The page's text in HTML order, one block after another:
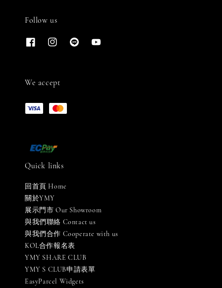
Follow us
We accept
Quick links
回首頁 Home
關於YMY
展示門市 Our Showroom
與我們聯絡 Contact us
與我們合作 Cooperate with us
KOL合作報名表
YMY SHARE CLUB
YMY S CLUB申請表單
EasyParcel Widgets